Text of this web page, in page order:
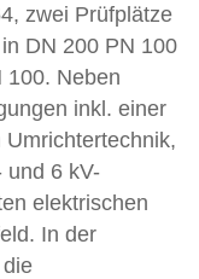
zwei Prüfplätze
DN 200 PN 100
100. Neben
inkl. einer
und 6 kV-
elektrischen
In der